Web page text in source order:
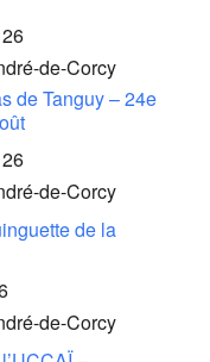
de-Corcy
de Tanguy – 24e
de-Corcy
de la
de-Corcy